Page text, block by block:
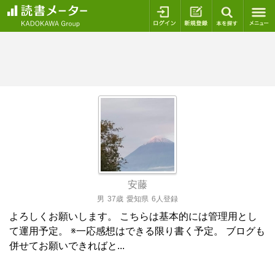
ログイン 新規登録
安藤
男 37歳 愛知県 6人登録
よろしくお願いします。 こちらは基本的には管理用とし
て運用予定。 ※一応感想はできる限り書く予定。 ブログも
併せてお願いできればと...